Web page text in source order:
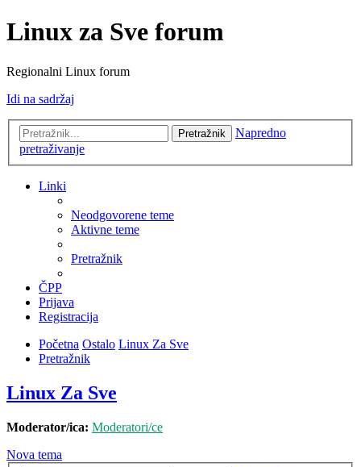
Linux za Sve forum
Regionalni Linux forum
Idi na sadržaj
Pretražnik
Napredno
pretraživanje
Linki
Neodgovorene teme
Aktivne teme
Pretražnik
ČPP
Prijava
Registracija
Početna Ostalo Linux Za Sve
Pretražnik
Linux Za Sve
Moderator/ica: Moderatori/ce
Nova tema